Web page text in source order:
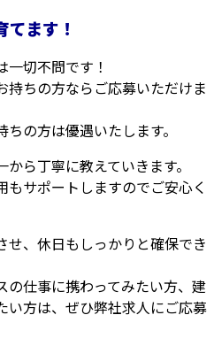
ます！
切不問です！
持ちの方ならご応募いただけま
の方は優遇いたします。
ら丁寧に教えていきます。
サポートしますのでご安心く
せ、休日もしっかりと確保でき
の仕事に携わってみたい方、建
い方は、ぜひ弊社求人にご応募